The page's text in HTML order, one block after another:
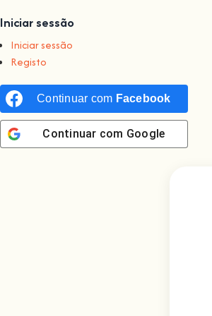
Iniciar sessão
Iniciar sessão
Registo
Continuar com Facebook
Continuar com Google